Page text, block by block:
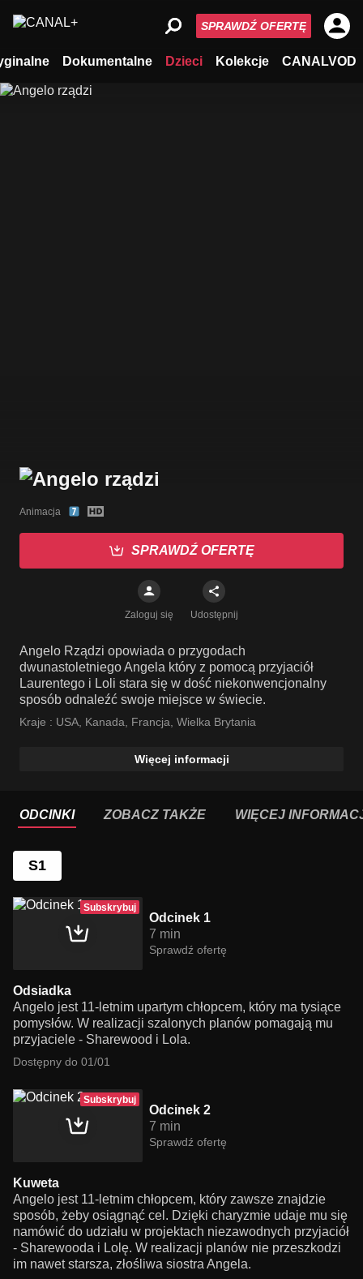
Dokumentalne Dzieci Kolekcje CANALVOD
SPRAWDŹ OFERTĘ
Animacja
SPRAWDŹ OFERTĘ
Zaloguj się Udostępnij
Angelo Rządzi opowiada o przygodach
dwunastoletniego Angela który z pomocą przyjaciół
Laurentego i Loli stara się w dość niekonwencjonalny
sposób odnaleźć swoje miejsce w świecie.
Kraje : USA, Kanada, Francja, Wielka Brytania
Więcej informacji
ODCINKI ZOBACZ TAKŻE WIĘCEJ
S1
Subskrybuj
Odcinek 1
7 min
Sprawdź ofertę
Odsiadka
Angelo jest 11-letnim upartym chłopcem, który ma tysiące
pomysłów. W realizacji szalonych planów pomagają mu
przyjaciele - Sharewood i Lola.
Dostępny do 01/01
Subskrybuj
Odcinek 2
7 min
Sprawdź ofertę
Kuweta
Angelo jest 11-letnim chłopcem, który zawsze znajdzie
sposób, żeby osiągnąć cel. Dzięki charyzmie udaje mu się
namówić do udziału w projektach niezawodnych przyjaciół
- Sharewooda i Lolę. W realizacji planów nie przeszkodzi
im nawet starsza, złośliwa siostra Angela.